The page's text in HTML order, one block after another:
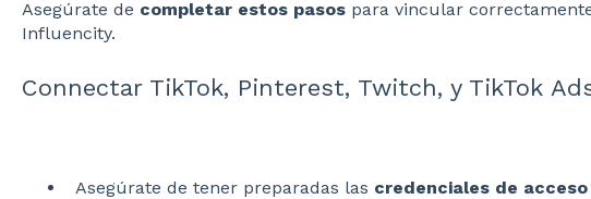
Asegúrate de completar estos pasospara vincular
Influencity.
Connectar TikTok, Pinterest, Twitch, y TikTok
Asegúrate de tener preparadas las credenciales de acceso